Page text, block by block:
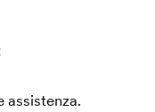
assistenza.